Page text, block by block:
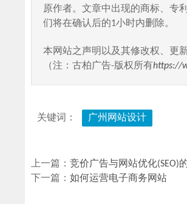
原作者。文章中出现的商标、专
们将在确认后的1小时内删除。
本网站之声明以及其修改权、更
（注：古柏广告-版权所有https://
关键词： 广州网站设计
上一篇：竞价广告与网站优化(SEO)
下一篇：如何运营电子商务网站